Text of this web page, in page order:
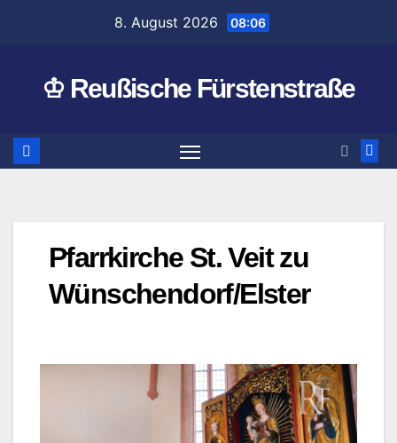
8. August 2026 08:06
♔ Reußische Fürstenstraße
Pfarrkirche St. Veit zu
Wünschendorf/Elster